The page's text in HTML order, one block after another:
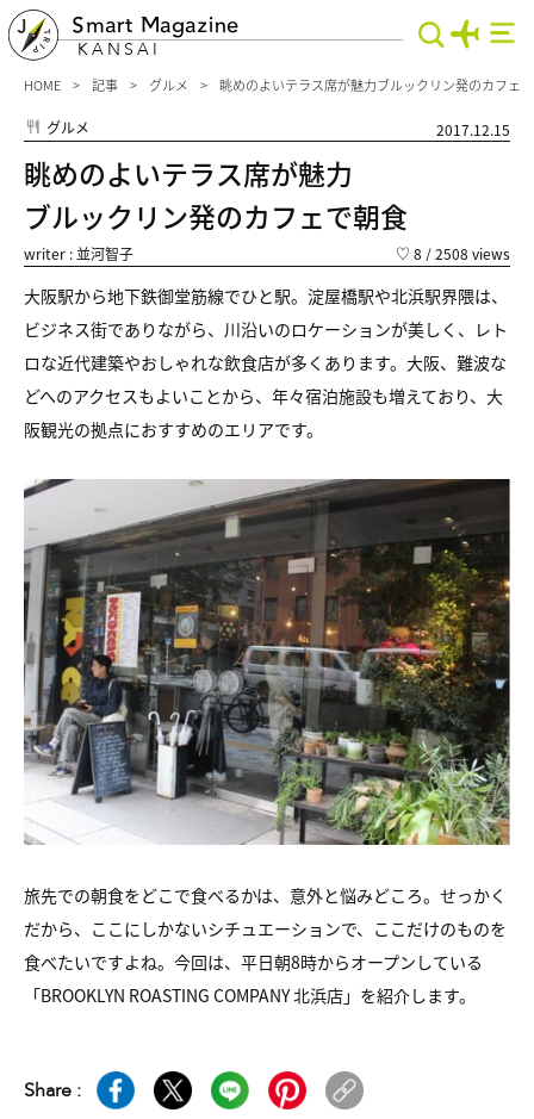
Smart Magazine
KANSAI
HOME 記事 グルメ 眺めのよいテラス席が魅力ブルックリン発のカフェ
グルメ 2017.12.15
眺めのよいテラス席が魅力
ブルックリン発のカフェで朝食
writer : 並河智子 ♡ 8 / 2508 views
大阪駅から地下鉄御堂筋線でひと駅。淀屋橋駅や北浜駅界隈は、
ビジネス街でありながら、川沿いのロケーションが美しく、レト
ロな近代建築やおしゃれな飲食店が多くあります。大阪、難波な
どへのアクセスもよいことから、年々宿泊施設も増えており、大
阪観光の拠点におすすめのエリアです。
旅先での朝食をどこで食べるかは、意外と悩みどころ。せっかく
だから、ここにしかないシチュエーションで、ここだけのものを
食べたいですよね。今回は、平日朝8時からオープンしている
「BROOKLYN ROASTING COMPANY 北浜店」を紹介します。
Share :